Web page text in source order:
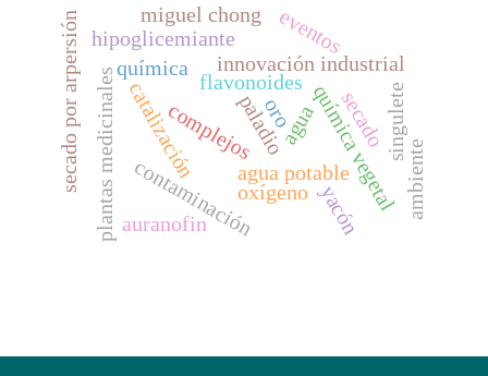
química
paladio
catalizaciónflavonoides
complejos
innovación industrial
eventos
plantas medicinales química vegetal
agua potable
agua
contaminación
secado por arpersión secado
oxígeno
singulete
yacón
hipoglicemiante
miguel chong
ambiente
oro
auranofin